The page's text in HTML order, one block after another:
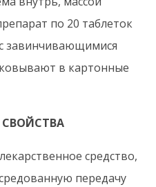
по 20 таблеток
завинчивающимися
в картонные
средство,
передачу